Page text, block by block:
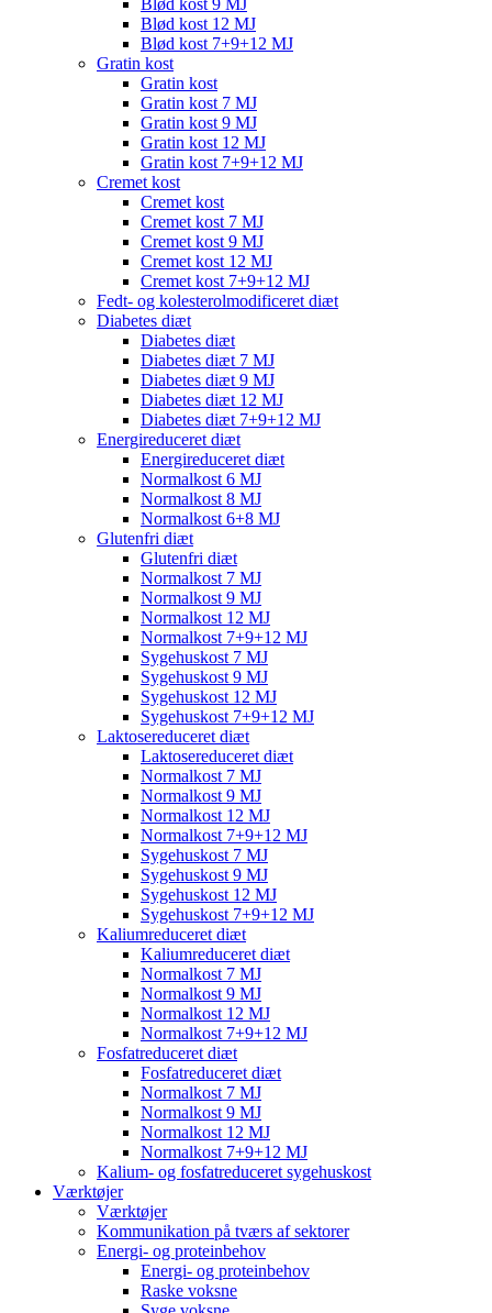
Blød kost 9 MJ
Blød kost 12 MJ
Blød kost 7+9+12 MJ
Gratin kost
Gratin kost
Gratin kost 7 MJ
Gratin kost 9 MJ
Gratin kost 12 MJ
Gratin kost 7+9+12 MJ
Cremet kost
Cremet kost
Cremet kost 7 MJ
Cremet kost 9 MJ
Cremet kost 12 MJ
Cremet kost 7+9+12 MJ
Fedt- og kolesterolmodificeret diæt
Diabetes diæt
Diabetes diæt
Diabetes diæt 7 MJ
Diabetes diæt 9 MJ
Diabetes diæt 12 MJ
Diabetes diæt 7+9+12 MJ
Energireduceret diæt
Energireduceret diæt
Normalkost 6 MJ
Normalkost 8 MJ
Normalkost 6+8 MJ
Glutenfri diæt
Glutenfri diæt
Normalkost 7 MJ
Normalkost 9 MJ
Normalkost 12 MJ
Normalkost 7+9+12 MJ
Sygehuskost 7 MJ
Sygehuskost 9 MJ
Sygehuskost 12 MJ
Sygehuskost 7+9+12 MJ
Laktosereduceret diæt
Laktosereduceret diæt
Normalkost 7 MJ
Normalkost 9 MJ
Normalkost 12 MJ
Normalkost 7+9+12 MJ
Sygehuskost 7 MJ
Sygehuskost 9 MJ
Sygehuskost 12 MJ
Sygehuskost 7+9+12 MJ
Kaliumreduceret diæt
Kaliumreduceret diæt
Normalkost 7 MJ
Normalkost 9 MJ
Normalkost 12 MJ
Normalkost 7+9+12 MJ
Fosfatreduceret diæt
Fosfatreduceret diæt
Normalkost 7 MJ
Normalkost 9 MJ
Normalkost 12 MJ
Normalkost 7+9+12 MJ
Kalium- og fosfatreduceret sygehuskost
Værktøjer
Værktøjer
Kommunikation på tværs af sektorer
Energi- og proteinbehov
Energi- og proteinbehov
Raske voksne